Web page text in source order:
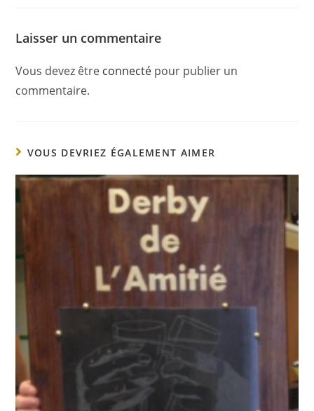
Laisser un commentaire
Vous devez être connecté pour publier un
commentaire.
VOUS DEVRIEZ ÉGALEMENT AIMER